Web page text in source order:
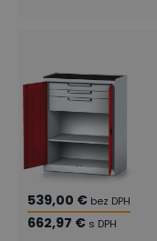
539,00 € bez DPH
662,97 € s DPH